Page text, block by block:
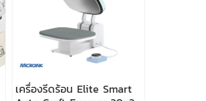
เครื่องรีดร้อน Elite Smart